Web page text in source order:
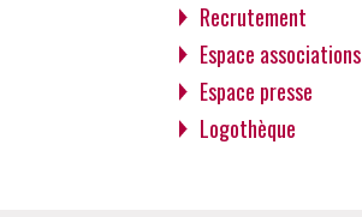
Recrutement
Espace associations
Espace presse
Logothèque